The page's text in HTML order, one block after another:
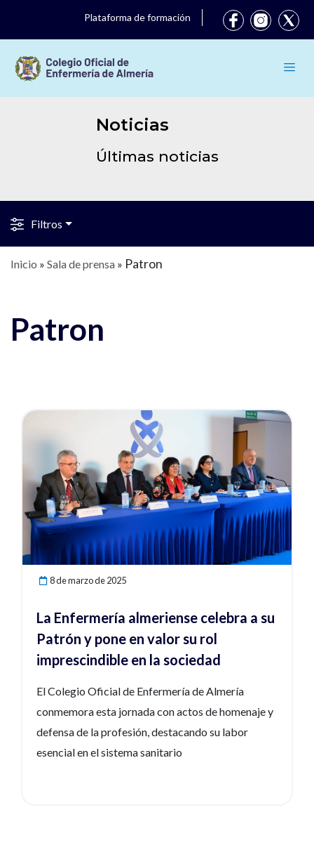
Plataforma de formación
Noticias
Últimas noticias
Filtros
Inicio » Sala de prensa » Patron
Patron
8 de marzo de 2025
La Enfermería almeriense celebra a su
Patrón y pone en valor su rol
imprescindible en la sociedad
El Colegio Oficial de Enfermería de Almería
conmemora esta jornada con actos de homenaje y
defensa de la profesión, destacando su labor
esencial en el sistema sanitario
Ver noticia